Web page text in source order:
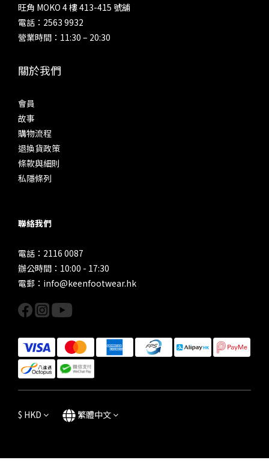
旺角 MOKO 4 樓 413-415 號舖
電話：2563 9932
營業時間：11:30 – 20:30
關於我們
會員
故事
購物流程
退換貨政策
條款與細則
私隱條列
聯絡我們
電話：2116 0087
辦公時間：10:00 - 17:30
電郵：info@keenfootwear.hk
$ HKD 繁體中文